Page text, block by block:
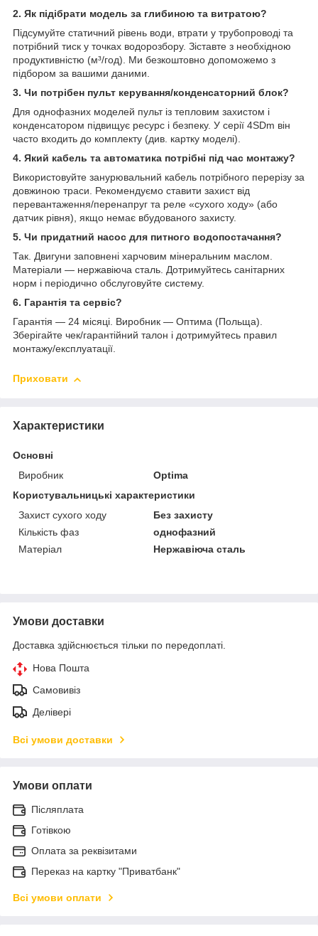
2. Як підібрати модель за глибиною та витратою?
Підсумуйте статичний рівень води, втрати у трубопроводі та
потрібний тиск у точках водорозбору. Зіставте з необхідною
продуктивністю (м³/год). Ми безкоштовно допоможемо з
підбором за вашими даними.
3. Чи потрібен пульт керування/конденсаторний блок?
Для однофазних моделей пульт із тепловим захистом і
конденсатором підвищує ресурс і безпеку. У серії 4SDm він
часто входить до комплекту (див. картку моделі).
4. Який кабель та автоматика потрібні під час монтажу?
Використовуйте занурювальний кабель потрібного перерізу за
довжиною траси. Рекомендуємо ставити захист від
перевантаження/перенапруг та реле «сухого ходу» (або
датчик рівня), якщо немає вбудованого захисту.
5. Чи придатний насос для питного водопостачання?
Так. Двигуни заповнені харчовим мінеральним маслом.
Матеріали — нержавіюча сталь. Дотримуйтесь санітарних
норм і періодично обслуговуйте систему.
6. Гарантія та сервіс?
Гарантія — 24 місяці. Виробник — Оптима (Польща).
Зберігайте чек/гарантійний талон і дотримуйтесь правил
монтажу/експлуатації.
Приховати
Характеристики
Основні
Виробник
Optima
Користувальницькі характеристики
Захист сухого ходу
Без захисту
Кількість фаз
однофазний
Матеріал
Нержавіюча сталь
Умови доставки
Доставка здійснюється тільки по передоплаті.
Нова Пошта
Самовивіз
Делівері
Всі умови доставки
Умови оплати
Післяплата
Готівкою
Оплата за реквізитами
Переказ на картку "Приватбанк"
Всі умови оплати